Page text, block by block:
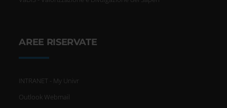
AREE RISERVATE
INTRANET - My Univr
Outlook Webmail